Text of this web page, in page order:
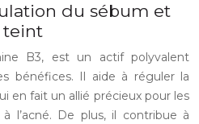
du sébum et
teint
B3, est un actif polyvalent
bénéfices. Il aide à réguler la
en fait un allié précieux pour les
l’acné. De plus, il contribue à